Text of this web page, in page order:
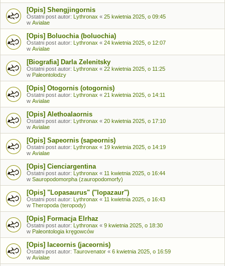
[Opis] Shengjingornis
Ostatni post autor: Lythronax « 25 kwietnia 2025, o 09:45
w Avialae
[Opis] Boluochia (boluochia)
Ostatni post autor: Lythronax « 24 kwietnia 2025, o 12:07
w Avialae
[Biografia] Darla Zelenitsky
Ostatni post autor: Lythronax « 22 kwietnia 2025, o 11:25
w Paleontolodzy
[Opis] Otogornis (otogornis)
Ostatni post autor: Lythronax « 21 kwietnia 2025, o 14:11
w Avialae
[Opis] Alethoalaornis
Ostatni post autor: Lythronax « 20 kwietnia 2025, o 17:10
w Avialae
[Opis] Sapeornis (sapeornis)
Ostatni post autor: Lythronax « 19 kwietnia 2025, o 14:19
w Avialae
[Opis] Cienciargentina
Ostatni post autor: Lythronax « 11 kwietnia 2025, o 16:44
w Sauropodomorpha (zauropodomorfy)
[Opis] "Lopasaurus" ("lopazaur")
Ostatni post autor: Lythronax « 11 kwietnia 2025, o 16:43
w Theropoda (teropody)
[Opis] Formacja Elrhaz
Ostatni post autor: Lythronax « 9 kwietnia 2025, o 18:30
w Paleontologia kręgowców
[Opis] Iaceornis (jaceornis)
Ostatni post autor: Taurovenator « 6 kwietnia 2025, o 16:59
w Avialae